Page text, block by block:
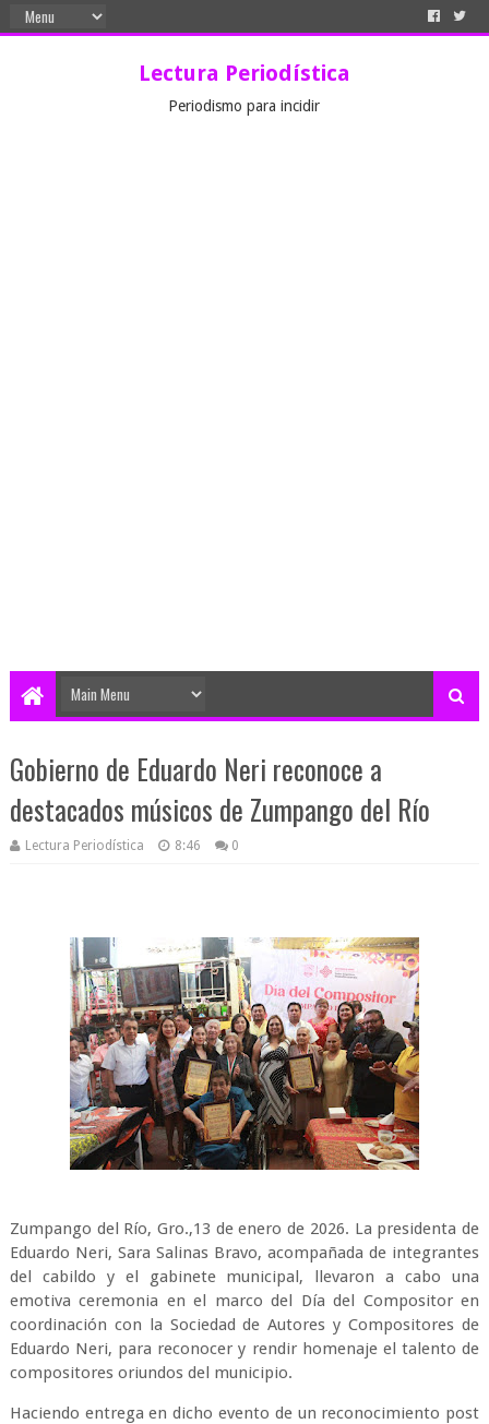
Lectura Periodística
Periodismo para incidir
Gobierno de Eduardo Neri reconoce a
destacados músicos de Zumpango del Río
Lectura Periodística 8:46 0
Zumpango del Río, Gro.,13 de enero de 2026. La presidenta de
Eduardo Neri, Sara Salinas Bravo, acompañada de integrantes
del cabildo y el gabinete municipal, llevaron a cabo una
emotiva ceremonia en el marco del Día del Compositor en
coordinación con la Sociedad de Autores y Compositores de
Eduardo Neri, para reconocer y rendir homenaje el talento de
compositores oriundos del municipio.
Haciendo entrega en dicho evento de un reconocimiento post